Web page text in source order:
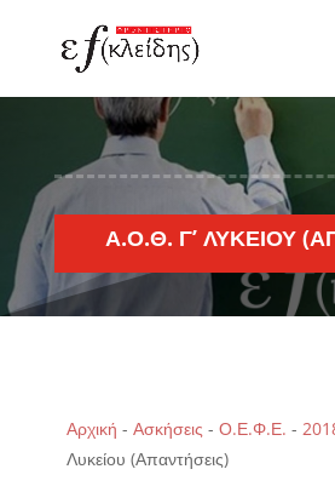
Α.Ο.Θ. Γ’ ΛΥΚΕΊΟΥ
Αρχική - Ασκήσεις - Ο.Ε.Φ.Ε. -
Λυκείου (Απαντήσεις)